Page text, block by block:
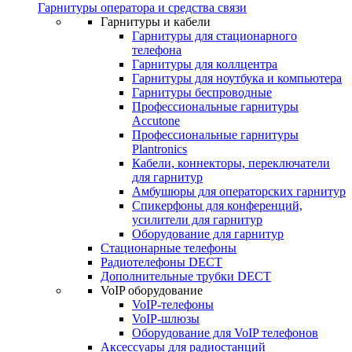
Гарнитуры оператора и средства связи
Гарнитуры и кабели
Гарнитуры для стационарного
телефона
Гарнитуры для коллцентра
Гарнитуры для ноутбука и компьютера
Гарнитуры беспроводные
Профессиональные гарнитуры
Accutone
Профессиональные гарнитуры
Plantronics
Кабели, коннекторы, переключатели
для гарнитур
Амбушюры для операторских гарнитур
Cпикерфоны для конференций,
усилители для гарнитур
Оборудование для гарнитур
Стационарные телефоны
Радиотелефоны DECT
Дополнительные трубки DECT
VoIP оборудование
VoIP-телефоны
VoIP-шлюзы
Оборудование для VoIP телефонов
Аксессуары для радиостанций